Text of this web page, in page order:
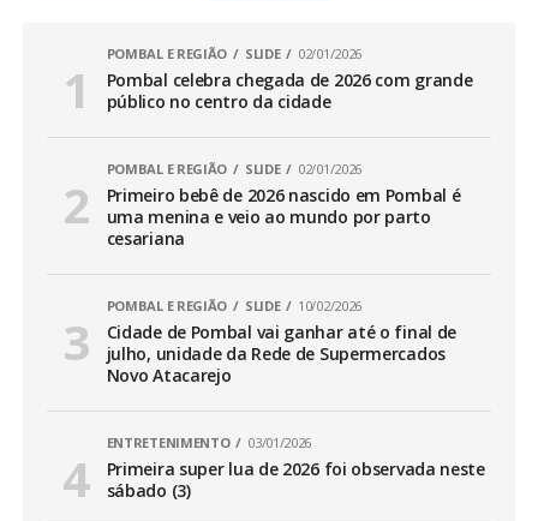
POMBAL E REGIÃO SLIDE 02/01/2026
Pombal celebra chegada de 2026 com grande
público no centro da cidade
POMBAL E REGIÃO SLIDE 02/01/2026
Primeiro bebê de 2026 nascido em Pombal é
uma menina e veio ao mundo por parto
cesariana
POMBAL E REGIÃO SLIDE 10/02/2026
Cidade de Pombal vai ganhar até o final de
julho, unidade da Rede de Supermercados
Novo Atacarejo
ENTRETENIMENTO 03/01/2026
Primeira super lua de 2026 foi observada neste
sábado (3)